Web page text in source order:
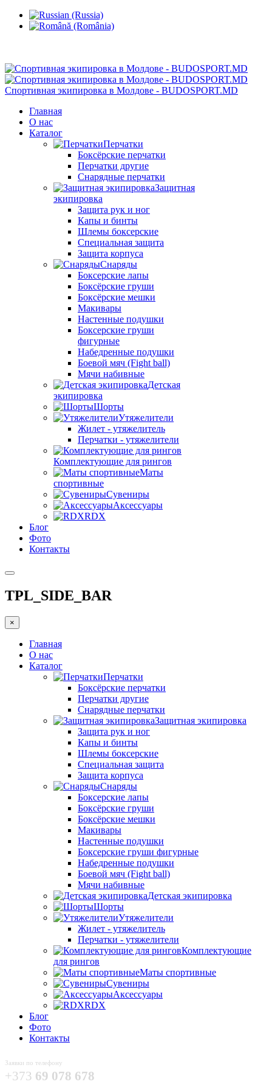
Спортивная экипировка в Молдове - BUDOSPORT.MD
Главная
О нас
Каталог
Перчатки
Боксёрские перчатки
Перчатки другие
Снарядные перчатки
Защитная
экипировка
Защита рук и ног
Капы и бинты
Шлемы боксерские
Специальная защита
Защита корпуса
Снаряды
Боксерские лапы
Боксёрские груши
Боксёрские мешки
Макивары
Настенные подушки
Боксерские груши
фигурные
Набедренные подушки
Боевой мяч (Fight ball)
Мячи набивные
Детская
экипировка
Шорты
Утяжелители
Жилет - утяжелитель
Перчатки - утяжелители
Комплектующие для рингов
Маты
спортивные
Сувениры
Аксессуары
RDX
Блог
Фото
Контакты
TPL_SIDE_BAR
×
Главная
О нас
Каталог
Перчатки
Боксёрские перчатки
Перчатки другие
Снарядные перчатки
Защитная экипировка
Защита рук и ног
Капы и бинты
Шлемы боксерские
Специальная защита
Защита корпуса
Снаряды
Боксерские лапы
Боксёрские груши
Боксёрские мешки
Макивары
Настенные подушки
Боксерские груши фигурные
Набедренные подушки
Боевой мяч (Fight ball)
Мячи набивные
Детская экипировка
Шорты
Утяжелители
Жилет - утяжелитель
Перчатки - утяжелители
Комплектующие
для рингов
Маты спортивные
Сувениры
Аксессуары
RDX
Блог
Фото
Контакты
Заявки по телефону
+373 69 078 678